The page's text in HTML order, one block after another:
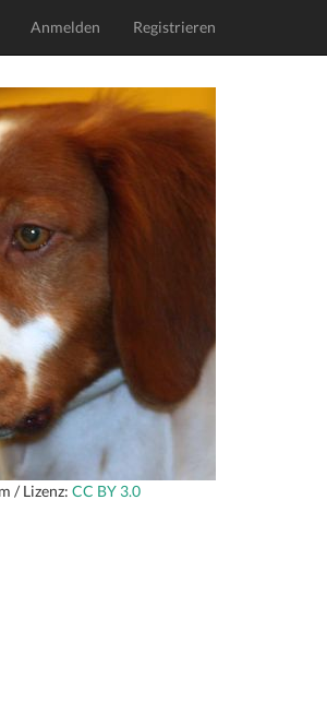
Anmelden Registrieren
/ Lizenz: CC BY 3.0